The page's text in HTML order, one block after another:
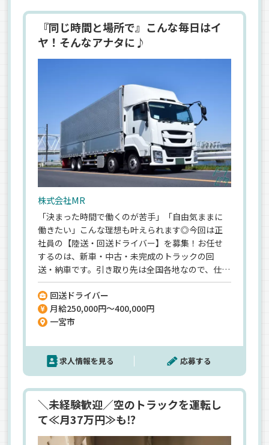
『同じ時間と場所で』こんな毎日はイ
ヤ！そんなアナタに♪
株式会社MR
「決まった時間で働くのが苦手」「自由気ままに
働きたい」こんな理想も叶えられます◎今回は正
社員の【陸送・回送ドライバー】を募集！お任せ
するのは、新車・中古・未完成のトラックの回
送・納車です。引き取り先は全国各地なので、仕事
をしながら行ったことの無い都道府県に足を運べ
ますよ◎帰りは、電車やバスでゆっくり帰ってく
ればOK！ご当地グルメを楽しめるのも魅力の一つ
です♪＼普通免許があれば応募OK／業務に必要な
するアナタを全力でサポートします◎
回送ドライバー
月給250,000円～400,000円
一宮市
求人情報を見る 応募する
＼未経験歓迎／空のトラックを運転し
て≪月37万円≫も⁉